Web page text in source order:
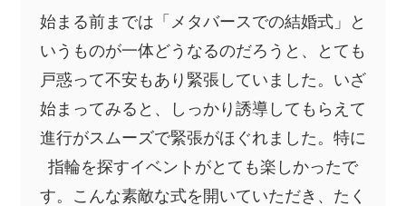
始まる前までは「メタバースでの結婚式」と
いうものが一体どうなるのだろうと、とても
戸惑って不安もあり緊張していました。いざ
始まってみると、しっかり誘導してもらえて
進行がスムーズで緊張がほぐれました。特に
指輪を探すイベントがとても楽しかったで
す。こんな素敵な式を開いていただき、たく